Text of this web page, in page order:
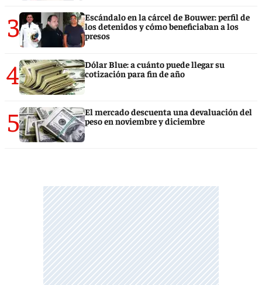
3
Escándalo en la cárcel de Bouwer: perfil de
los detenidos y cómo beneficiaban a los
presos
4
Dólar Blue: a cuánto puede llegar su
cotización para fin de año
5
El mercado descuenta una devaluación del
peso en noviembre y diciembre